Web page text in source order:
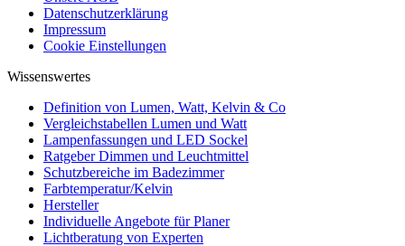
Datenschutzerklärung
Impressum
Cookie Einstellungen
Wissenswertes
Definition von Lumen, Watt, Kelvin & Co
Vergleichstabellen Lumen und Watt
Lampenfassungen und LED Sockel
Ratgeber Dimmen und Leuchtmittel
Schutzbereiche im Badezimmer
Farbtemperatur/Kelvin
Hersteller
Individuelle Angebote für Planer
Lichtberatung von Experten